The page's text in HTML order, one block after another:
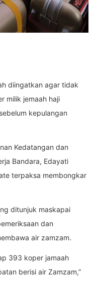
diingatkan agar tidak
milik jemaah haji
kepulangan
Kedatangan dan
Bandara, Edayati
terpaksa membongkar
ditunjuk maskapai
dan
air zamzam.
393 koper jamaah
berisi air Zamzam,”